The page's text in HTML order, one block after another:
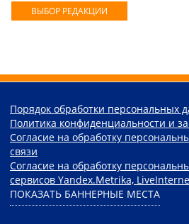
ВЫБОР РЕДАКЦИИ
Порядок обработки персональных
Политика конфиденциальности и
Согласие на обработку
связи
Согласие на обработку
сервисов Yandex.Metrika,
ПОКАЗАТЬ БАННЕРНЫЕ МЕСТА